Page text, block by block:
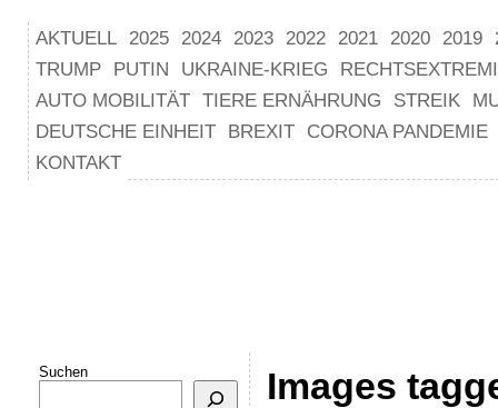
AKTUELL 2025 2024 2023 2022 2021 2020 2019
TRUMP
PUTIN UKRAINE-KRIEG
AUTO MOBILITÄT TIERE ERNÄHRUNG STREIK
DEUTSCHE EINHEIT
BREXIT
CORONA PANDEMIE
KONTAKT
Suchen Images